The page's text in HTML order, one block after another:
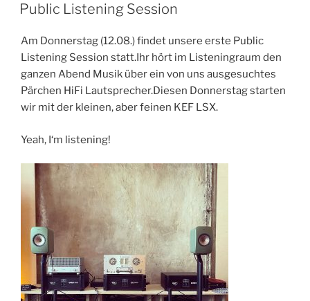
Public Listening Session
Am Donnerstag (12.08.) findet unsere erste Public
Listening Session statt.Ihr hört im Listeningraum den
ganzen Abend Musik über ein von uns ausgesuchtes
Pärchen HiFi Lautsprecher.Diesen Donnerstag starten
wir mit der kleinen, aber feinen KEF LSX.
Yeah, I‘m listening!